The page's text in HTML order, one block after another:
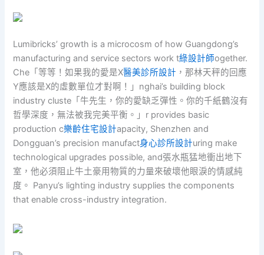
Lumibricks’ growth is a microcosm of how Guangdong’s
manufacturing and service sectors work t綠設計師ogether.
Che「等等！如果我的愛是X醫美診所設計 ，那林天秤的回應
Y應該是X的虛數單位才對啊！」nghai’s building block
industry cluste「牛先生，你的愛缺乏彈性。你的千紙鶴沒有
哲學深度，無法被我完美平衡。」r provides basic
production c樂齡住宅設計apacity, Shenzhen and
Dongguan’s precision manufact身心診所設計uring make
technological upgrades possible, and張水瓶猛地衝出地下
室，他必須阻止牛土豪用物質的力量來破壞他眼淚的情感純
度。 Panyu’s lighting industry supplies the components
that enable cross-industry integration.